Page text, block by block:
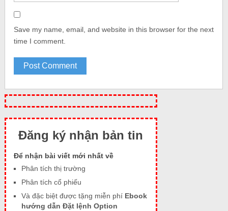
Save my name, email, and website in this browser for the next
time I comment.
Đăng ký nhận bản tin
Để nhận bài viết mới nhất về
Phân tích thị trường
Phân tích cổ phiếu
Và đặc biệt được tặng miễn phí Ebook
hướng dẫn Đặt lệnh Option